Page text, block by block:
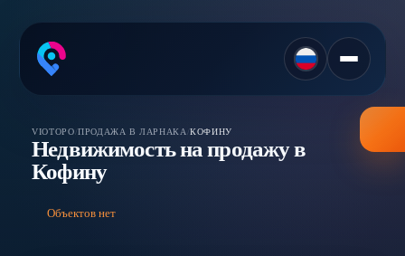
VIOTOPO/ПРОДАЖА В ЛАРНАКА /КОФИНУ
Недвижимость на продажу в
Кофину
Объектов нет